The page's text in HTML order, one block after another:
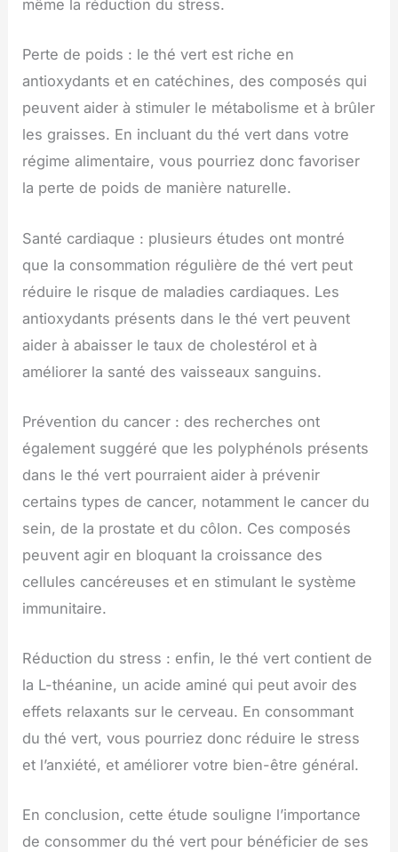
même la réduction du stress.
Perte de poids : le thé vert est riche en
antioxydants et en catéchines, des composés qui
peuvent aider à stimuler le métabolisme et à brûler
les graisses. En incluant du thé vert dans votre
régime alimentaire, vous pourriez donc favoriser
la perte de poids de manière naturelle.
Santé cardiaque : plusieurs études ont montré
que la consommation régulière de thé vert peut
réduire le risque de maladies cardiaques. Les
antioxydants présents dans le thé vert peuvent
aider à abaisser le taux de cholestérol et à
améliorer la santé des vaisseaux sanguins.
Prévention du cancer : des recherches ont
également suggéré que les polyphénols présents
dans le thé vert pourraient aider à prévenir
certains types de cancer, notamment le cancer du
sein, de la prostate et du côlon. Ces composés
peuvent agir en bloquant la croissance des
cellules cancéreuses et en stimulant le système
immunitaire.
Réduction du stress : enfin, le thé vert contient de
la L-théanine, un acide aminé qui peut avoir des
effets relaxants sur le cerveau. En consommant
du thé vert, vous pourriez donc réduire le stress
et l’anxiété, et améliorer votre bien-être général.
En conclusion, cette étude souligne l’importance
de consommer du thé vert pour bénéficier de ses